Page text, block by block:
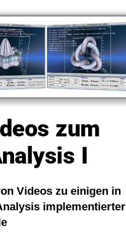
zum
I
Videos zu einigen in
implementierter